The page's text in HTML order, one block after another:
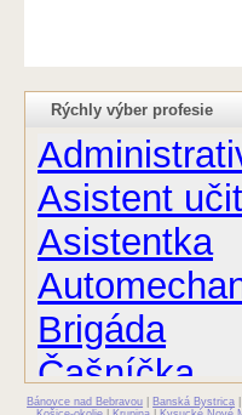
Rýchly výber profesie
Asistent
Asistentka
Brigáda
Čašníčka
Bánovce nad Bebravou Banská Bystrica